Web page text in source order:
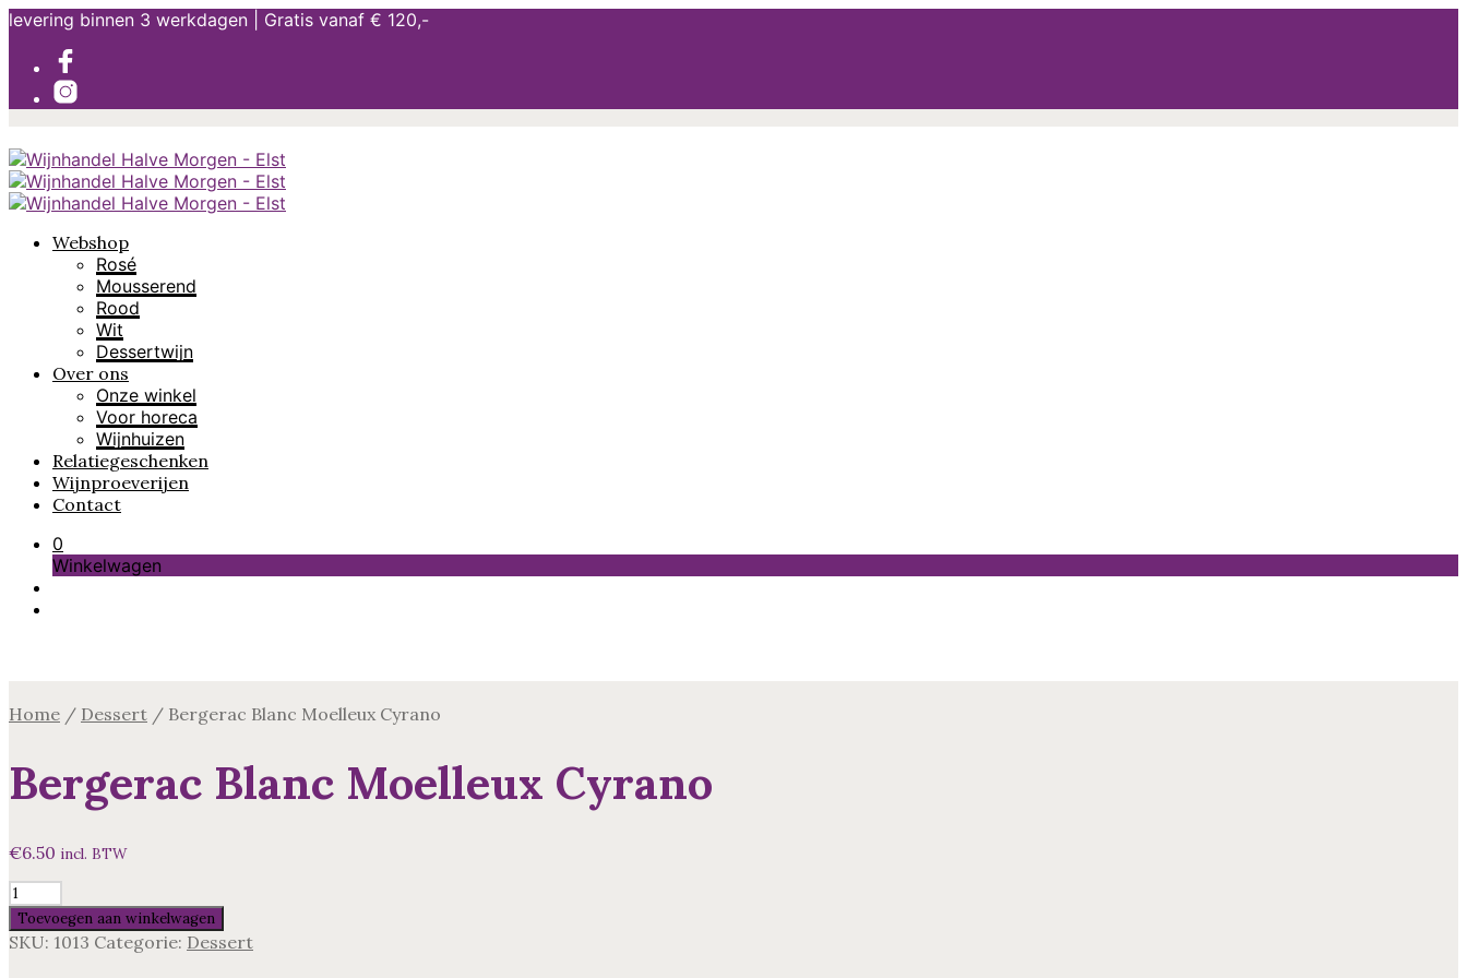
levering binnen 3 werkdagen | Gratis vanaf € 120,-
Webshop
Rosé
Mousserend
Rood
Wit
Dessertwijn
Over ons
Onze winkel
Voor horeca
Wijnhuizen
Relatiegeschenken
Wijnproeverijen
Contact
0
Winkelwagen
Home / Dessert / Bergerac Blanc Moelleux Cyrano
Bergerac Blanc Moelleux Cyrano
€6.50 incl. BTW
Bergerac
Blanc
Moelleux
Cyrano
Toevoegen aan winkelwagen
SKU: 1013 Categorie: Dessert